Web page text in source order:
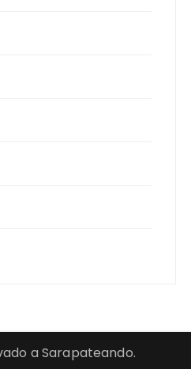
a Sarapateando.